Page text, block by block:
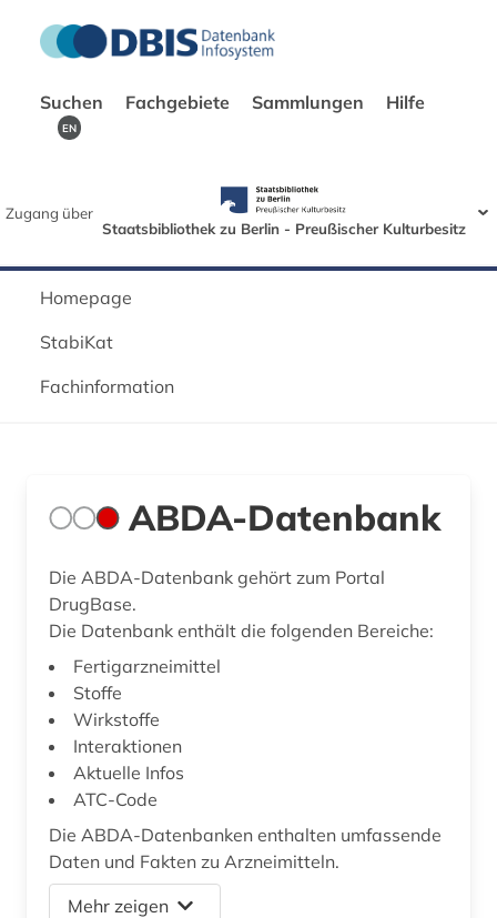
Suchen Fachgebiete Sammlungen Hilfe
EN
Zugang über
Staatsbibliothek zu Berlin - Preußischer Kulturbesitz
Homepage
StabiKat
Fachinformation
ABDA-Datenbank
Die ABDA-Datenbank gehört zum Portal
DrugBase.
Die Datenbank enthält die folgenden Bereiche:
Fertigarzneimittel
Stoffe
Wirkstoffe
Interaktionen
Aktuelle Infos
ATC-Code
Die ABDA-Datenbanken enthalten umfassende
Daten und Fakten zu Arzneimitteln.
Mehr zeigen